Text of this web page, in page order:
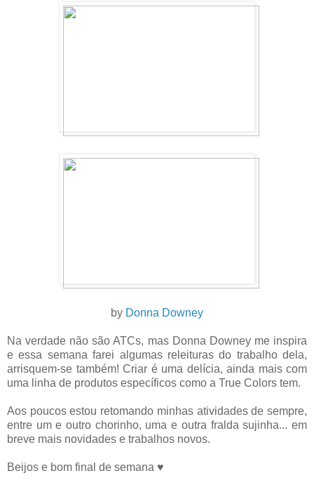
by Donna Downey
Na verdade não são ATCs, mas Donna Downey me inspira
e essa semana farei algumas releituras do trabalho dela,
arrisquem-se também! Criar é uma delícia, ainda mais com
uma linha de produtos específicos como a True Colors tem.
Aos poucos estou retomando minhas atividades de sempre,
entre um e outro chorinho, uma e outra fralda sujinha... em
breve mais novidades e trabalhos novos.
Beijos e bom final de semana ♥